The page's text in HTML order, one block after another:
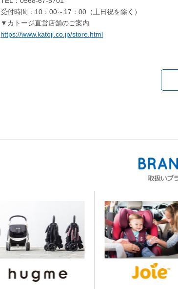
受付時間：10：00～17：00（土日祝を除く）
▼カトージ直営店舗のご案内
https://www.katoji.co.jp/store.html